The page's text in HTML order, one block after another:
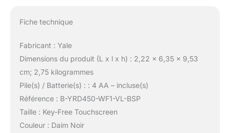
Fiche technique
Fabricant : Yale
Dimensions du produit (L x l x h) : 2,22 x 6,35 x 9,53
cm; 2,75 kilogrammes
Pile(s) / Batterie(s) : : 4 AA – incluse(s)
Référence : B-YRD450-WF1-VL-BSP
Taille : Key-Free Touchscreen
Couleur : Daim Noir